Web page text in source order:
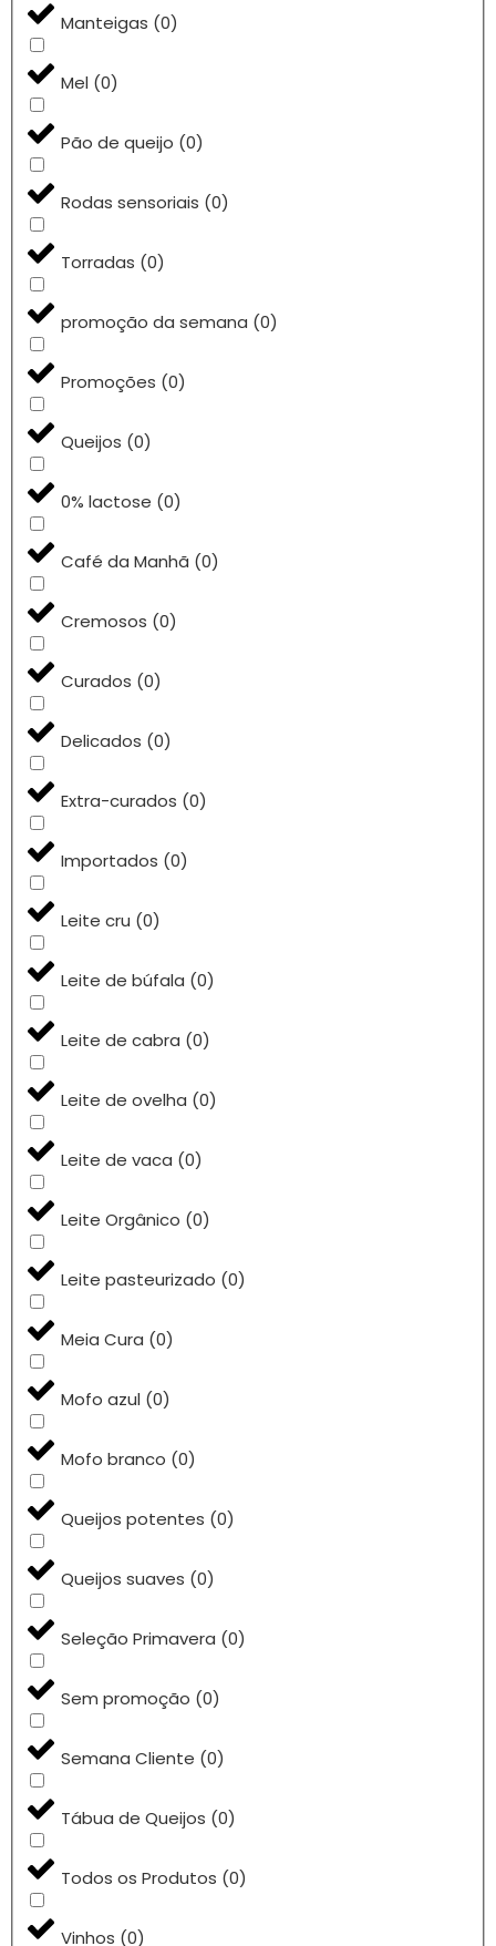
Manteigas (0)
Mel (0)
Pão de queijo (0)
Rodas sensoriais (0)
Torradas (0)
promoção da semana (0)
Promoções (0)
Queijos (0)
0% lactose (0)
Café da Manhã (0)
Cremosos (0)
Curados (0)
Delicados (0)
Extra-curados (0)
Importados (0)
Leite cru (0)
Leite de búfala (0)
Leite de cabra (0)
Leite de ovelha (0)
Leite de vaca (0)
Leite Orgânico (0)
Leite pasteurizado (0)
Meia Cura (0)
Mofo azul (0)
Mofo branco (0)
Queijos potentes (0)
Queijos suaves (0)
Seleção Primavera (0)
Sem promoção (0)
Semana Cliente (0)
Tábua de Queijos (0)
Todos os Produtos (0)
Vinhos (0)